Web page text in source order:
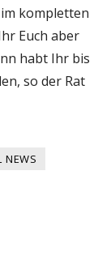
kompletten
Euch aber
habt Ihr bis
so der Rat
NEWS